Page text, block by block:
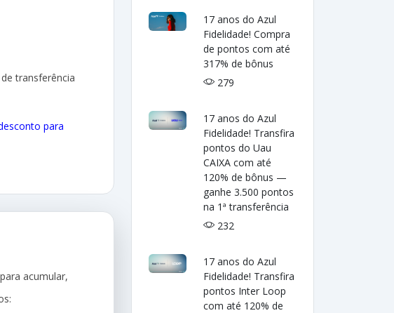
transferência
para
acumular,
17 anos do Azul
Fidelidade! Compra
de pontos com até
317% de bônus
279
17 anos do Azul
Fidelidade! Transfira
pontos do Uau
CAIXA com até
120% de bônus —
ganhe 3.500 pontos
na 1ª transferência
232
17 anos do Azul
Fidelidade! Transfira
pontos Inter Loop
com até 120% de